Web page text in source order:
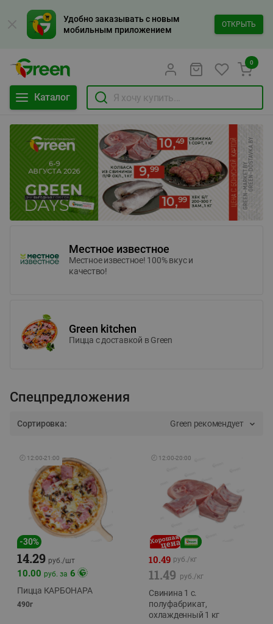
Удобно заказывать с новым
мобильным приложением
ОТКРЫТЬ
Каталог
0
Местное известное
Местное известное! 100% вкус и
качество!
Green kitchen
Пицца c доставкой в Green
Спецпредложения
Сортировка: Green рекомендует
🕘 12:00-21:00
-30%
14.29 руб./шт
10.00 руб. за 6
Пицца КАРБОНАРА
490г
🕘 12:00-20:00
10.49 руб./кг
11.49 руб./кг
Свинина 1 с.
полуфабрикат,
охлажденный 1 кг